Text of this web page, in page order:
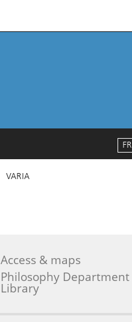
VARIA
FR
Access & maps
Philosophy Department
Library